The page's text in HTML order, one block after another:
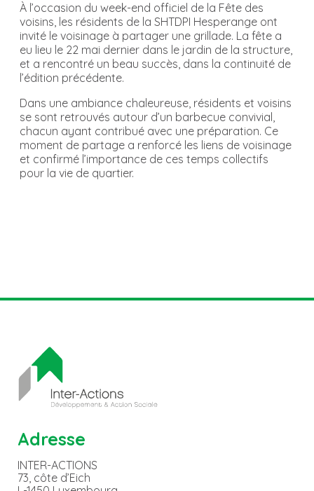
À l’occasion du week-end officiel de la Fête des
voisins, les résidents de la SHTDPI Hesperange ont
invité le voisinage à partager une grillade. La fête a
eu lieu le 22 mai dernier dans le jardin de la structure,
et a rencontré un beau succès, dans la continuité de
l’édition précédente.
Dans une ambiance chaleureuse, résidents et voisins
se sont retrouvés autour d’un barbecue convivial,
chacun ayant contribué avec une préparation. Ce
moment de partage a renforcé les liens de voisinage
et confirmé l’importance de ces temps collectifs
pour la vie de quartier.
Adresse
INTER-ACTIONS
73, côte d’Eich